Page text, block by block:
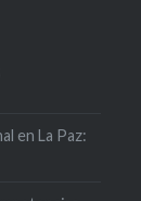
en La Paz: